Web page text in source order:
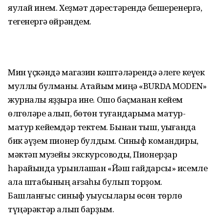
яулай инем. Хеҙмәт дәрестәрендә бешеренергә,
тегенергә өйрәндем.
Мин үҫкәндә магазин кәштәләрендә әлеге кеүек
мул­лыҡ булманы. Атайым миңә «BURDA MODEN»
журналы яҙҙы­ра ине. Ошо баҫманан кейем
өлгөләре алып, бөтөн туғандарыма матур-
матур кейемдәр тектем. Бынан тыш, уҡығанда
бик әүҙем пионер булдым. Синыф командиры,
мәктәп музейы экскурсоводы, Пионерҙар
һарайын­да урынлашҡан «Йәш гайдарсы» исемле
ҡала штабының ағзаһы булып торҙом.
Башланғыс синыф уҡыусылары өсөн төрлө
түңәрәктәр алып барҙым.